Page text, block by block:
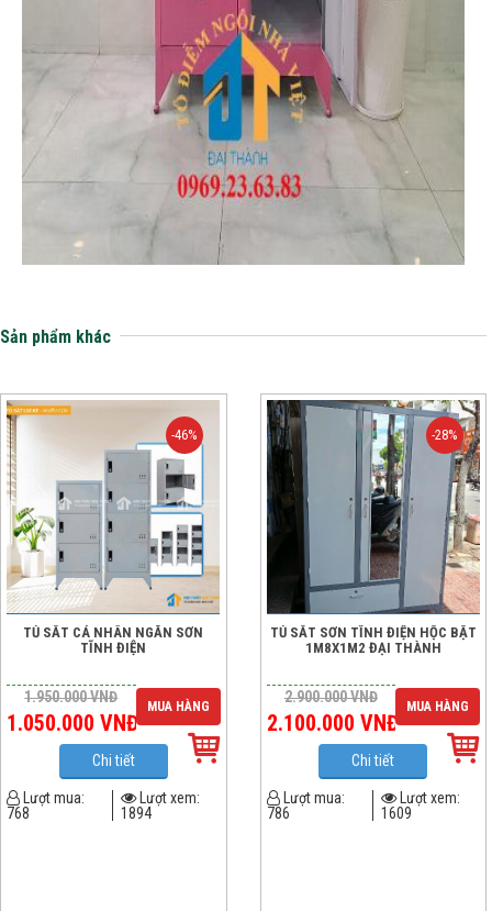
Sản phẩm khác
-46%
TỦ SẮT CÁ NHÂN NGĂN SƠN
TĨNH ĐIỆN
1.950.000VNĐ
1.050.000 VNĐ
MUA HÀNG
Chi tiết
Lượt mua:
768
Lượt xem:
1894
-28%
TỦ SẮT SƠN TĨNH ĐIỆN HỘC BẬT
1M8X1M2 ĐẠI THÀNH
2.900.000VNĐ
2.100.000 VNĐ
MUA HÀNG
Chi tiết
Lượt mua:
786
Lượt xem:
1609